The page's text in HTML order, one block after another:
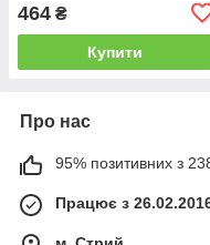
464 ₴
Купити
Про нас
95% позитивних з 238
Працює з